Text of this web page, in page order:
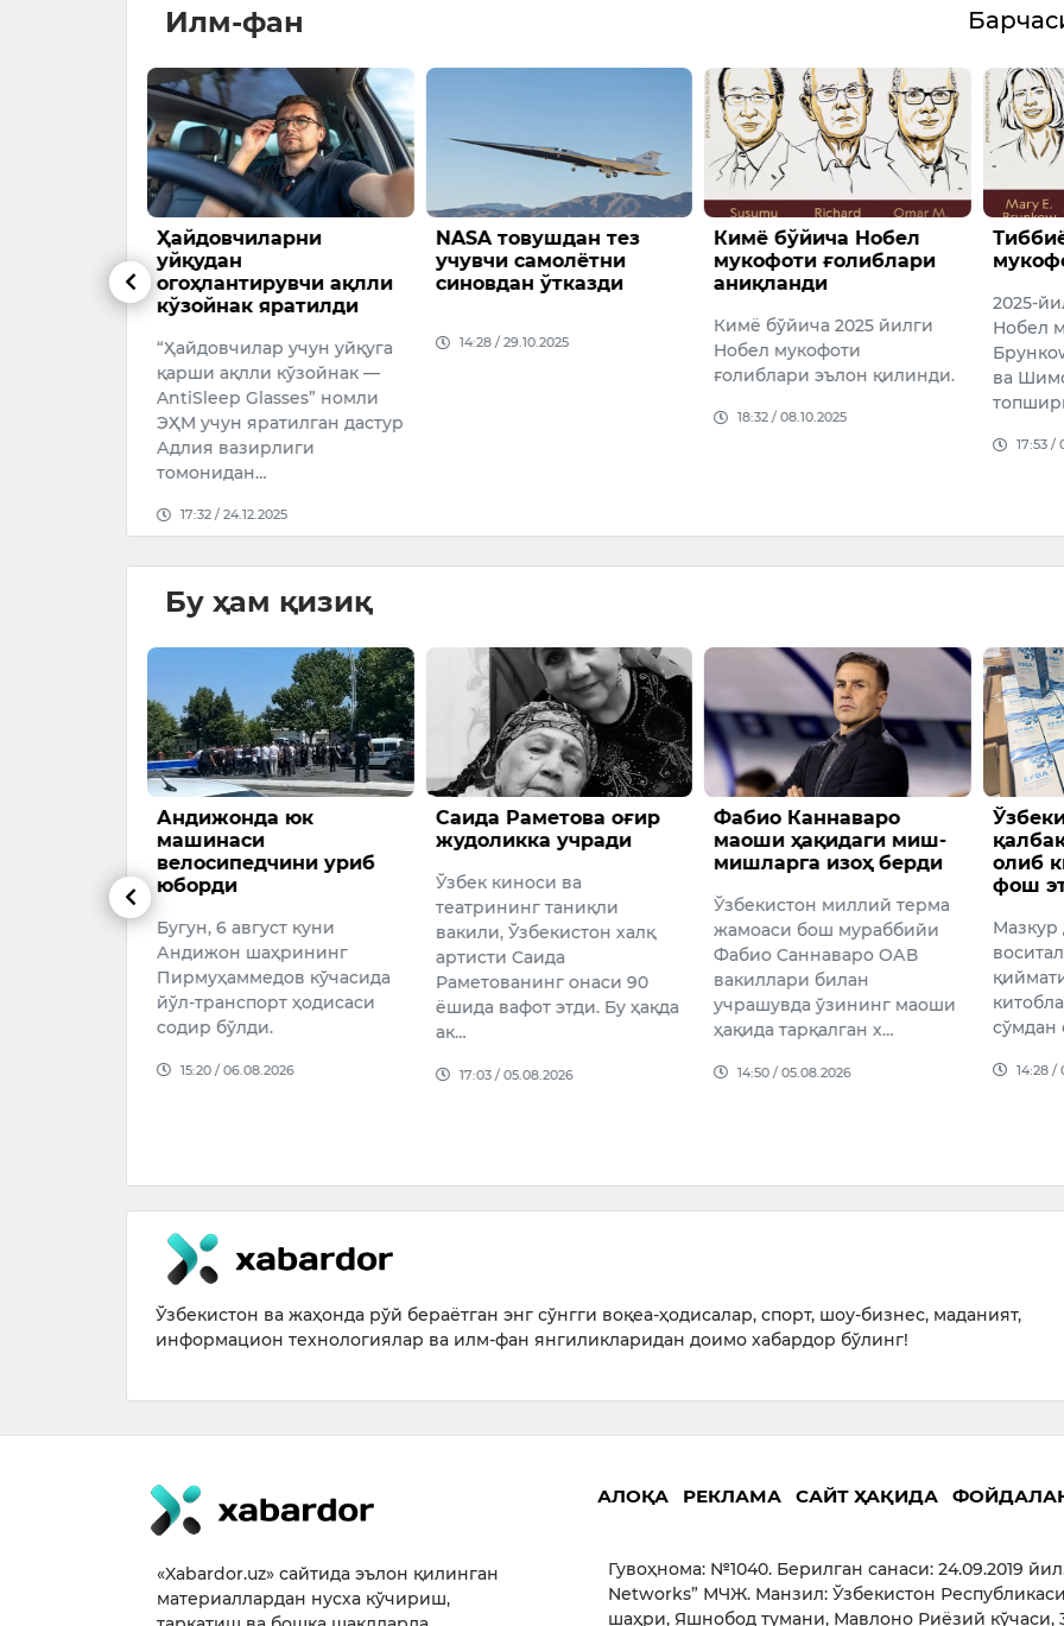
Илм-фан
Ҳайдовчиларни
уйқудан
огоҳлантирувчи ақлли
кўзойнак яратилди
“Ҳайдовчилар учун уйқуга
қарши ақлли кўзойнак —
AntiSleep Glasses” номли
ЭҲМ учун яратилган дастур
Адлия вазирлиги
томонидан…
17:32 / 24.12.2025
NASA товушдан тез
учувчи самолётни
синовдан ўтказди
14:28 / 29.10.2025
Кимё бўйича Нобел
мукофоти ғолиблари
аниқланди
Кимё бўйича 2025 йилги
Нобел мукофоти
ғолиблари эълон қилинди.
18:32 / 08.10.2025
2025-
Нобел
ва
17:53 /
Бу ҳам қизиқ
рухсат
Андижонда юк
машинаси
велосипедчини уриб
юборди
Бугун, 6 август куни
Андижон шаҳрининг
Пирмуҳаммедов кўчасида
йўл-транспорт ҳодисаси
содир бўлди.
15:20 / 06.08.2026
Саида Раметова оғир
жудоликка учради
Ўзбек киноси ва
театрининг таниқли
вакили, Ўзбекистон халқ
артисти Саида
Раметованинг онаси 90
ёшида вафот этди. Бу ҳақда
ак…
17:03 / 05.08.2026
Фабио Каннаваро
маоши ҳақидаги миш-
мишларга изоҳ берди
Ўзбекистон миллий терма
жамоаси бош мураббийи
Фабио Cаннаваро ОАВ
вакиллари билан
учрашувда ўзининг маоши
ҳақида тарқалган х…
14:50 / 05.08.2026
олиб
фош
Мазкур
сўмдан
14:28 /
Ўзбекистон ва жаҳонда рўй бераётган энг сўнгги воқеа-ҳодисалар, спорт, шоу-бизнес, маданият,
информацион технологиялар ва илм-фан янгиликларидан доимо хабардор бўлинг!
«Xabardor.uz» сайтида эълон қилинган
материаллардан нусха кўчириш,
АЛОҚА РЕКЛАМА САЙТ ҲАҚИДА
Гувоҳнома: №1040. Берилган санаси: 24.09.2019
Networks” МЧЖ. Манзил: Ўзбекистон
шаҳри, Яшнобод тумани, Мавлоно Риёзий кўчаси,